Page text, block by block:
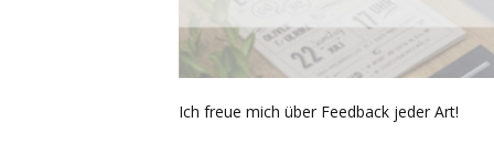
Ich freue mich über Feedback jeder Art!